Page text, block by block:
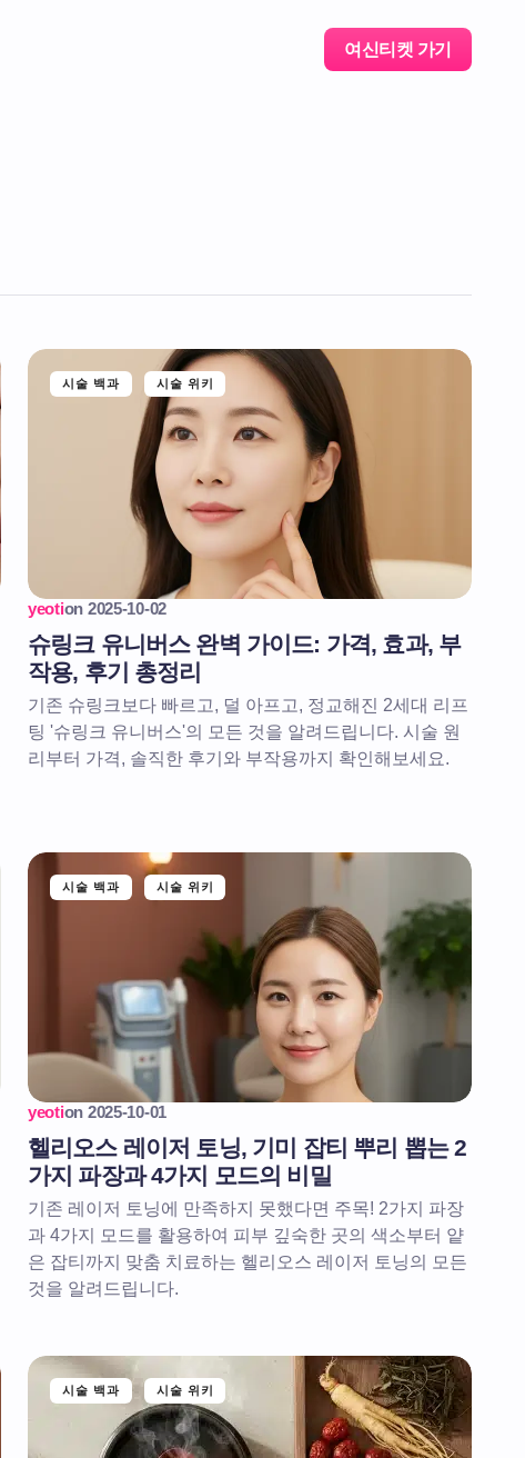
여신티켓 가기
시술 백과 시술 위키
yeotion 2025-10-02
슈링크 유니버스 완벽 가이드: 가격, 효과, 부
작용, 후기 총정리
기존 슈링크보다 빠르고, 덜 아프고, 정교해진 2세대 리프
팅 '슈링크 유니버스'의 모든 것을 알려드립니다. 시술 원
리부터 가격, 솔직한 후기와 부작용까지 확인해보세요.
시술 백과 시술 위키
yeotion 2025-10-01
헬리오스 레이저 토닝, 기미 잡티 뿌리 뽑는 2
가지 파장과 4가지 모드의 비밀
기존 레이저 토닝에 만족하지 못했다면 주목! 2가지 파장
과 4가지 모드를 활용하여 피부 깊숙한 곳의 색소부터 얕
은 잡티까지 맞춤 치료하는 헬리오스 레이저 토닝의 모든
것을 알려드립니다.
시술 백과 시술 위키